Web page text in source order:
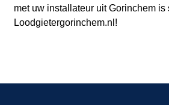
met uw installateur uit Gorinchem is
Loodgietergorinchem.nl !